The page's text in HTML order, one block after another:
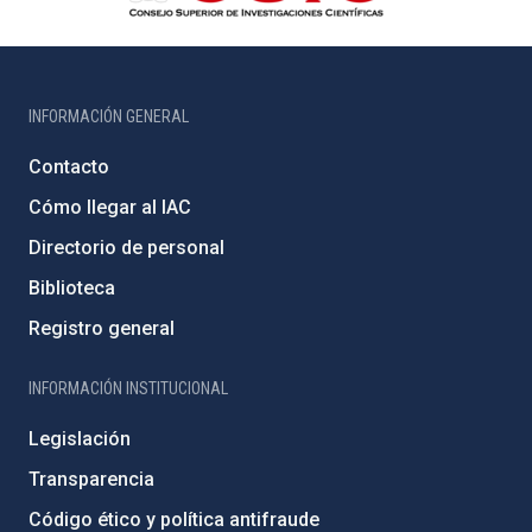
INFORMACIÓN GENERAL
Contacto
Cómo llegar al IAC
Directorio de personal
Biblioteca
Registro general
INFORMACIÓN INSTITUCIONAL
Legislación
Transparencia
Código ético y política antifraude